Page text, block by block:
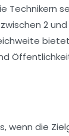
Technikern
2 und
wenn die